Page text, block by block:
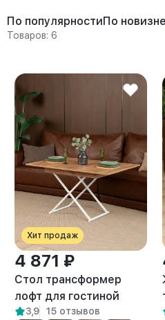
По популярностиПо новизне
Товаров: 6
Хит продаж
4 871 ₽
Стол трансформер
лофт для гостиной
Кемь белый/амаретто
3,9 15 отзывов